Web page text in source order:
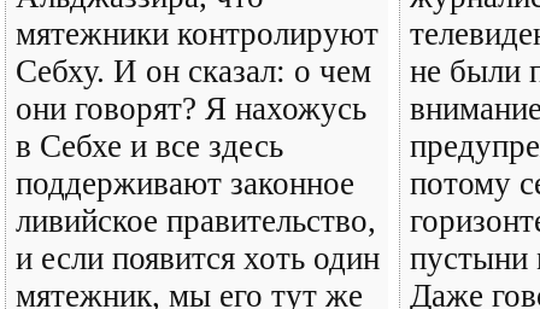
мятежники контролируют
Себху. И он сказал: о чем
они говорят? Я нахожусь
в Себхе и все здесь
поддерживают законное
ливийское правительство,
и если появится хоть один
мятежник, мы его тут же
не были
потому
пустыни
Даже